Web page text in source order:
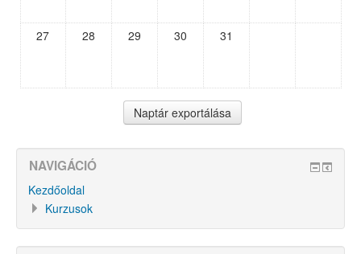
27 28 29 30 31
NAVIGÁCIÓ
Kezdőoldal
Kurzusok